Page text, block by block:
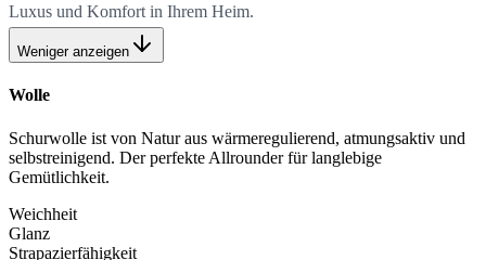
Luxus und Komfort in Ihrem Heim.
Weniger anzeigen
Wolle
Schurwolle ist von Natur aus wärmeregulierend, atmungsaktiv und
selbstreinigend. Der perfekte Allrounder für langlebige
Gemütlichkeit.
Weichheit
Glanz
Strapazierfähigkeit